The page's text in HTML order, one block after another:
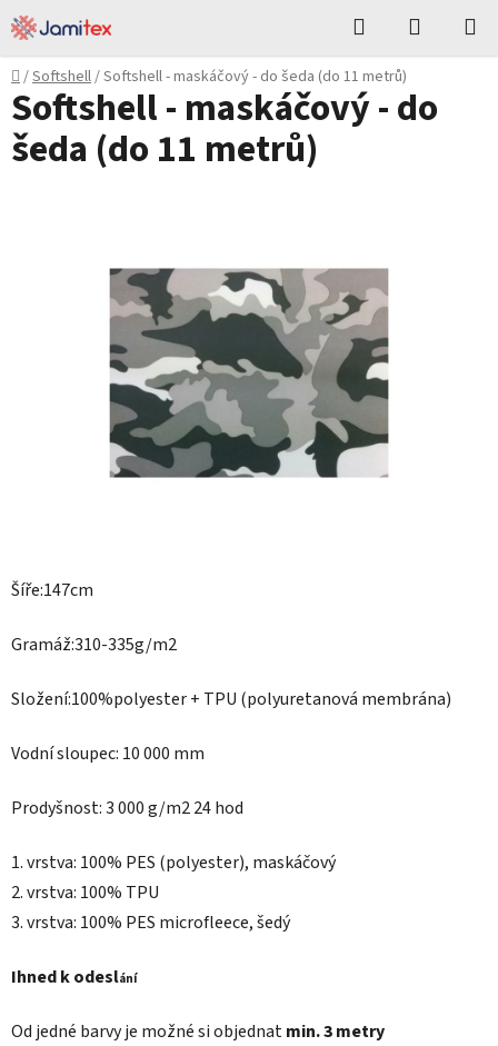
Přejít
na
obsah
Hledat
KOŠÍK
Domů
/Softshell/Softshell - maskáčový - do šeda (do 11 metrů)
Šíře:147cm
Gramáž:310-335g/m2
Složení:100%polyester + TPU (polyuretanová membrána)
Vodní sloupec: 10 000 mm
Prodyšnost: 3 000 g/m2 24 hod
1. vrstva: 100% PES (polyester), maskáčový
2. vrstva: 100% TPU
3. vrstva: 100% PES microfleece, šedý
Ihned k odeslání
Od jedné barvy je možné si objednatmin. 3 metry
Softshell - maskáčový - do
šeda (do 11 metrů)